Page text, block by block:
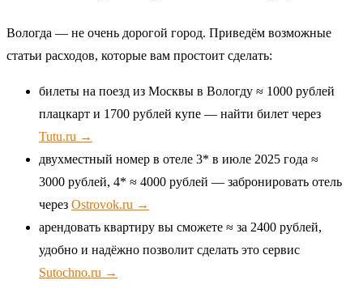
Вологда — не очень дорогой город. Приведём возможные
статьи расходов, которые вам простоит сделать:
билеты на поезд из Москвы в Вологду ≈ 1000 рублей
плацкарт и 1700 рублей купе — найти билет через
Tutu.ru →
двухместный номер в отеле 3* в июле 2025 года ≈
3000 рублей, 4* ≈ 4000 рублей — забронировать отель
через Ostrovok.ru →
арендовать квартиру вы сможете ≈ за 2400 рублей,
удобно и надёжно позволит сделать это сервис
Sutochno.ru →